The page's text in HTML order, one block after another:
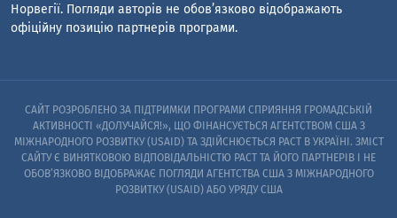
Норвегії. Погляди авторів не обов’язково відображають
офіційну позицію партнерів програми.
САЙТ РОЗРОБЛЕНО ЗА ПІДТРИМКИ ПРОГРАМИ СПРИЯННЯ ГРОМАДСЬКІЙ
АКТИВНОСТІ «ДОЛУЧАЙСЯ!», ЩО ФІНАНСУЄТЬСЯ АГЕНТСТВОМ США З
МІЖНАРОДНОГО РОЗВИТКУ (USAID) ТА ЗДІЙСНЮЄТЬСЯ PACT В УКРАЇНІ. ЗМІСТ
САЙТУ Є ВИНЯТКОВОЮ ВІДПОВІДАЛЬНІСТЮ PACT ТА ЙОГО ПАРТНЕРІВ I НЕ
ОБОВ’ЯЗКОВО ВІДОБРАЖАЄ ПОГЛЯДИ АГЕНТСТВА США З МІЖНАРОДНОГО
РОЗВИТКУ (USAID) АБО УРЯДУ США